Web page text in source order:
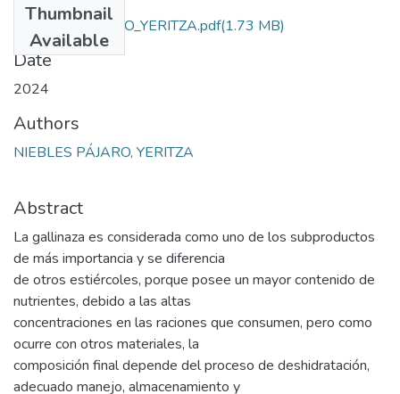
Thumbnail
Available
NIEBLES_PÁJARO_YERITZA.pdf(1.73 MB)
Date
2024
Authors
NIEBLES PÁJARO, YERITZA
Abstract
La gallinaza es considerada como uno de los subproductos
de más importancia y se diferencia
de otros estiércoles, porque posee un mayor contenido de
nutrientes, debido a las altas
concentraciones en las raciones que consumen, pero como
ocurre con otros materiales, la
composición final depende del proceso de deshidratación,
adecuado manejo, almacenamiento y